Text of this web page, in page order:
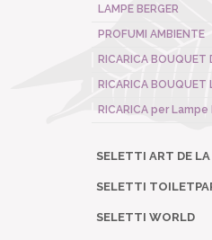
LAMPE BERGER
PROFUMI AMBIENTE
RICARICA BOUQUET
RICARICA
RICARICA per
SELETTI ART DE
SELETTI
SELETTI WORLD